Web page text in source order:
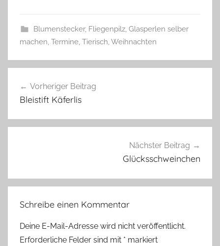
Blumenstecker, Fliegenpilz, Glasperlen selber
machen, Termine, Tierisch,Weihnachten
A
e
n
n
t
Vorheriger Beitrag
Bleistift Käferlis
Nächster Beitrag
Glücksschweinchen
Schreibe einen Kommentar
Deine E-Mail-Adresse wird nicht veröffentlicht.
Erforderliche Felder sind mit * markiert